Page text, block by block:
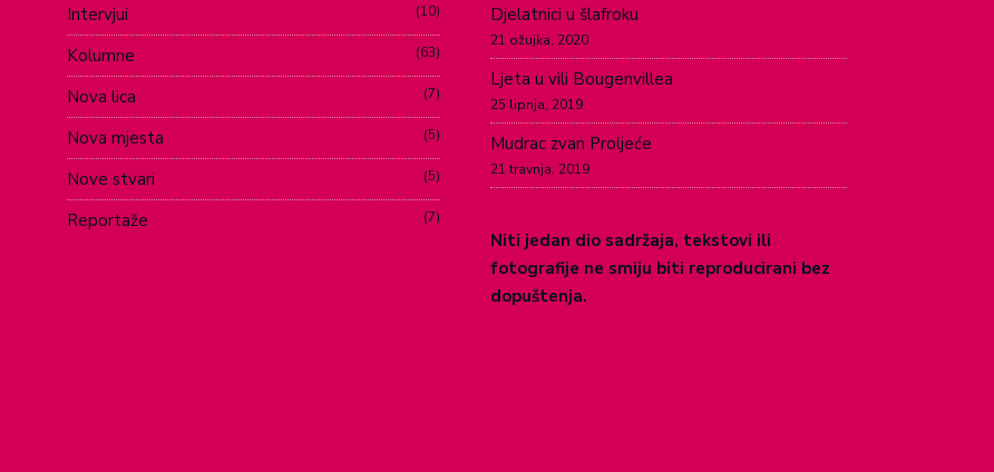
Intervjui 10
Kolumne 63
Nova lica 7
Nova mjesta 5
Nove stvari 5
Reportaže 7
Djelatnici u šlafroku
21 ožujka, 2020
Ljeta u vili Bougenvillea
25 lipnja, 2019
Mudrac zvan Proljeće
21 travnja, 2019
Niti jedan dio sadržaja, tekstovi ili
fotografije ne smiju biti reproducirani bez
dopuštenja.